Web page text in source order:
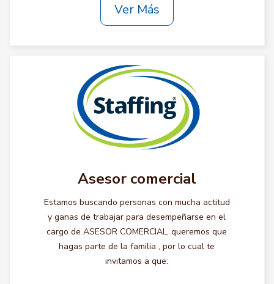
Ver Más
Asesor comercial
Estamos buscando personas con mucha actitud
y ganas de trabajar para desempeñarse en el
cargo de ASESOR COMERCIAL, queremos que
hagas parte de la familia , por lo cual te
invitamos a que: